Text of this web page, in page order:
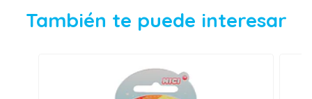
También te puede interesar